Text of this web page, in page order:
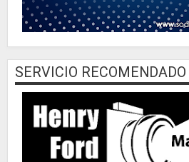
SERVICIO RECOMENDADO